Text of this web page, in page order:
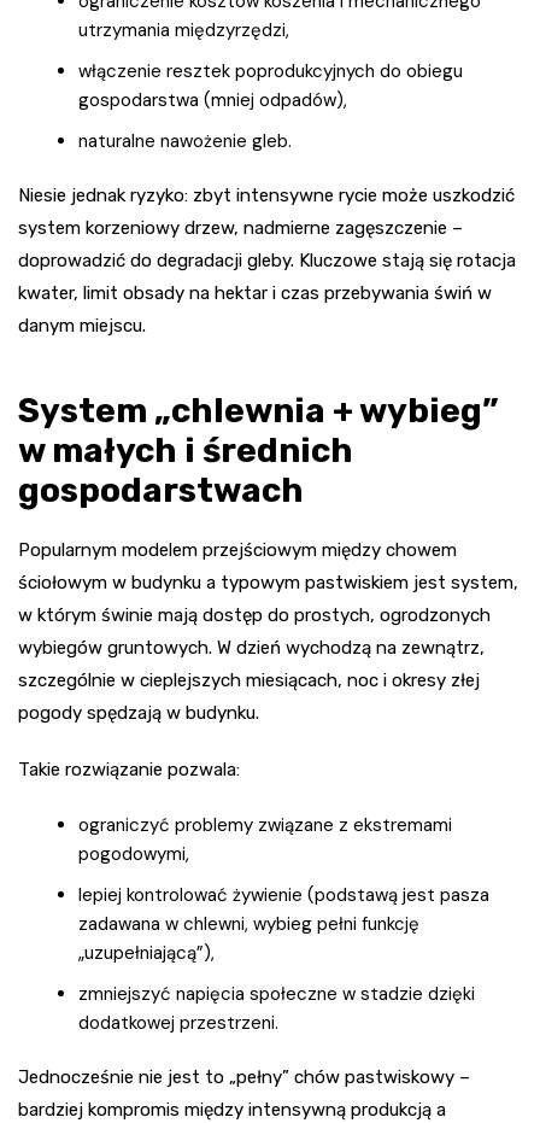
utrzymania międzyrzędzi,
włączenie resztek poprodukcyjnych do obiegu
gospodarstwa (mniej odpadów),
naturalne nawożenie gleb.
Niesie jednak ryzyko: zbyt intensywne rycie może uszkodzić
system korzeniowy drzew, nadmierne zagęszczenie –
doprowadzić do degradacji gleby. Kluczowe stają się rotacja
kwater, limit obsady na hektar i czas przebywania świń w
danym miejscu.
System „chlewnia + wybieg”
w małych i średnich
gospodarstwach
Popularnym modelem przejściowym między chowem
ściołowym w budynku a typowym pastwiskiem jest system,
w którym świnie mają dostęp do prostych, ogrodzonych
wybiegów gruntowych. W dzień wychodzą na zewnątrz,
szczególnie w cieplejszych miesiącach, noc i okresy złej
pogody spędzają w budynku.
Takie rozwiązanie pozwala:
ograniczyć problemy związane z ekstremami
pogodowymi,
lepiej kontrolować żywienie (podstawą jest pasza
zadawana w chlewni, wybieg pełni funkcję
„uzupełniającą”),
zmniejszyć napięcia społeczne w stadzie dzięki
dodatkowej przestrzeni.
Jednocześnie nie jest to „pełny” chów pastwiskowy –
bardziej kompromis między intensywną produkcją a